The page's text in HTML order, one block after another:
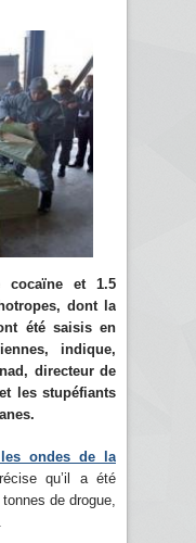
cocaïne et 1.5
dont la
été saisis en
indique,
directeur de
les stupéfiants
ondes de la
qu’il a été
de drogue,